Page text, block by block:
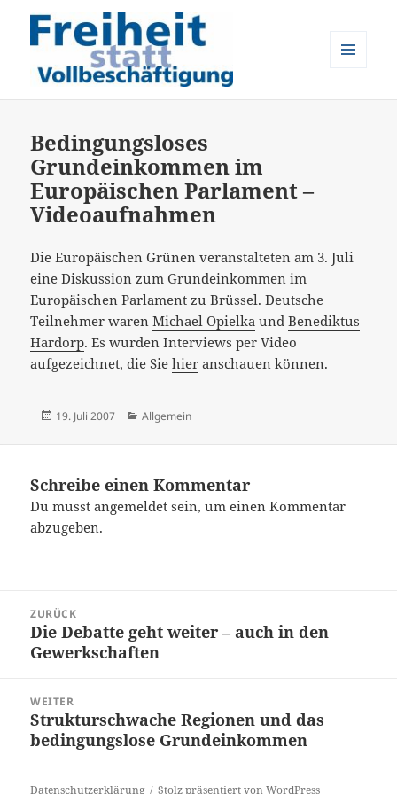
Bedingungsloses
Grundeinkommen im
Europäischen Parlament –
Videoaufnahmen
Die Europäischen Grünen veranstalteten am 3. Juli
eine Diskussion zum Grundeinkommen im
Europäischen Parlament zu Brüssel. Deutsche
Teilnehmer warenMichael Opielka undBenediktus
Hardorp. Es wurden Interviews per Video
aufgezeichnet, die Siehier anschauen können.
Veröffentlicht
19. Juli 2007 Kategorien
Allgemein
Schreibe einen Kommentar
Du musstangemeldet sein, um einen Kommentar
abzugeben.
Navigation
ZURÜCK
Vorheriger
Beitrag:
Die Debatte geht weiter – auch in den
Gewerkschaften
WEITER
Nächster
Beitrag:
Strukturschwache Regionen und das
bedingungslose Grundeinkommen
Datenschutzerklärung Stolz präsentiert von WordPress